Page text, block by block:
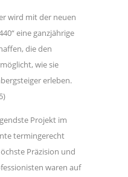
wird mit der neuen
eine ganzjährige
die den
wie sie
erleben.
Projekt im
termingerecht
Präzision und
waren auf